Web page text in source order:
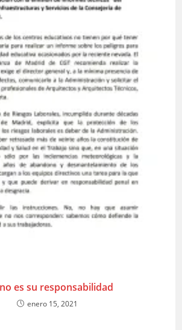
es su responsabilidad
enero 15, 2021